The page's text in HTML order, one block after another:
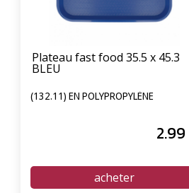
Plateau fast food 35.5 x 45.3
BLEU
(132.11) EN POLYPROPYLÈNE
2.99